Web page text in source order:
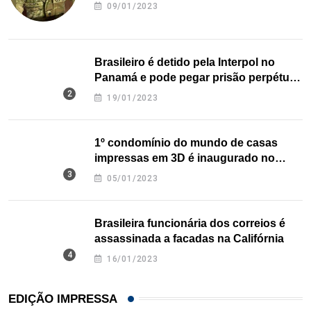
09/01/2023
Brasileiro é detido pela Interpol no
Panamá e pode pegar prisão perpétua
nos EUA
19/01/2023
1º condomínio do mundo de casas
impressas em 3D é inaugurado no
Texas
05/01/2023
Brasileira funcionária dos correios é
assassinada a facadas na Califórnia
16/01/2023
EDIÇÃO IMPRESSA